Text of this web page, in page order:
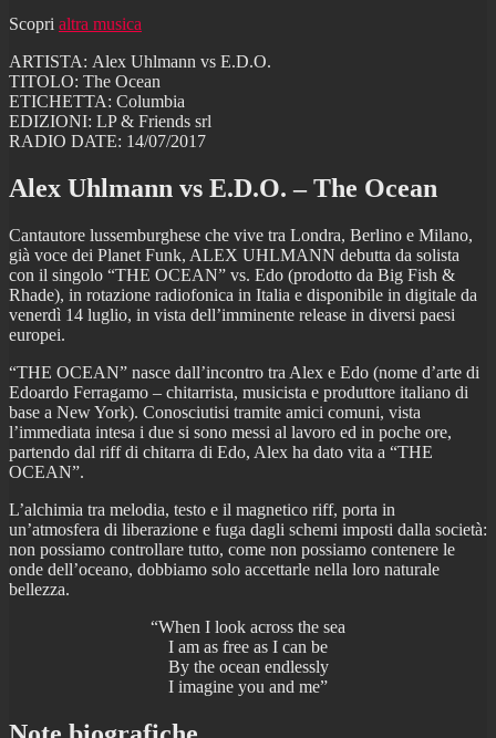
Scopri altra musica
ARTISTA: Alex Uhlmann vs E.D.O.
TITOLO: The Ocean
ETICHETTA: Columbia
EDIZIONI: LP & Friends srl
RADIO DATE: 14/07/2017
Alex Uhlmann vs E.D.O. – The Ocean
Cantautore lussemburghese che vive tra Londra, Berlino e Milano,
già voce dei Planet Funk, ALEX UHLMANN debutta da solista
con il singolo “THE OCEAN” vs. Edo (prodotto da Big Fish &
Rhade), in rotazione radiofonica in Italia e disponibile in digitale da
venerdì 14 luglio, in vista dell’imminente release in diversi paesi
europei.
“THE OCEAN” nasce dall’incontro tra Alex e Edo (nome d’arte di
Edoardo Ferragamo – chitarrista, musicista e produttore italiano di
base a New York). Conosciutisi tramite amici comuni, vista
l’immediata intesa i due si sono messi al lavoro ed in poche ore,
partendo dal riff di chitarra di Edo, Alex ha dato vita a “THE
OCEAN”.
L’alchimia tra melodia, testo e il magnetico riff, porta in
un’atmosfera di liberazione e fuga dagli schemi imposti dalla società:
non possiamo controllare tutto, come non possiamo contenere le
onde dell’oceano, dobbiamo solo accettarle nella loro naturale
bellezza.
“When I look across the sea
I am as free as I can be
By the ocean endlessly
I imagine you and me”